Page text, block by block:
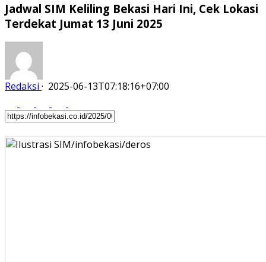
Jadwal SIM Keliling Bekasi Hari Ini, Cek Lokasi
Terdekat Jumat 13 Juni 2025
Redaksi · 2025-06-13T07:18:16+07:00